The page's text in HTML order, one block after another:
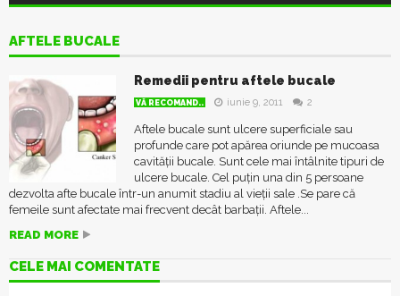
AFTELE BUCALE
Remedii pentru aftele bucale
VĂ RECOMAND.. iunie 9, 2011 2
Aftele bucale sunt ulcere superficiale sau
profunde care pot apărea oriunde pe mucoasa
cavității bucale. Sunt cele mai întâlnite tipuri de
ulcere bucale. Cel puțin una din 5 persoane
dezvolta afte bucale într-un anumit stadiu al vieții sale .Se pare că
femeile sunt afectate mai frecvent decât barbații. Aftele...
READ MORE
CELE MAI COMENTATE